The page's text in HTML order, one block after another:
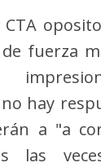
fuerza
hay
a "a
las